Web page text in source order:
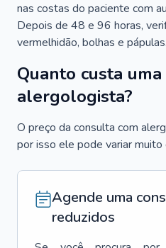
nas costas do paciente com
Depois de 48 e 96 horas,
vermelhidão, bolhas e pápulas.
Quanto custa
alergologista?
O preço da consulta com
por isso ele pode variar muito
Agende uma
reduzidos